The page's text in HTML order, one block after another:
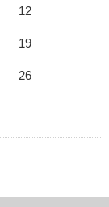
12
19
26